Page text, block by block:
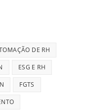
DE RH
ESG E RH
FGTS